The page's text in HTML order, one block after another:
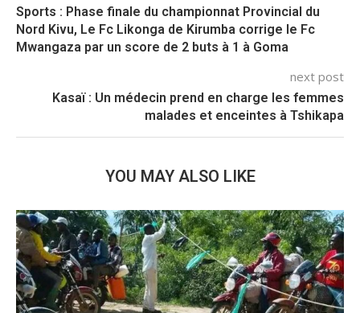
Sports : Phase finale du championnat Provincial du
Nord Kivu, Le Fc Likonga de Kirumba corrige le Fc
Mwangaza par un score de 2 buts à 1 à Goma
next post
Kasaï : Un médecin prend en charge les femmes
malades et enceintes à Tshikapa
YOU MAY ALSO LIKE